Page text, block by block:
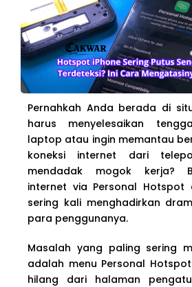
Pernahkah Anda berada di
harus menyelesaikan
laptop atau ingin memantau
koneksi internet dari
mendadak mogok kerja?
internet via Personal Hotspot
sering kali menghadirkan
para penggunanya.
Masalah yang paling sering
adalah menu Personal
hilang dari halaman